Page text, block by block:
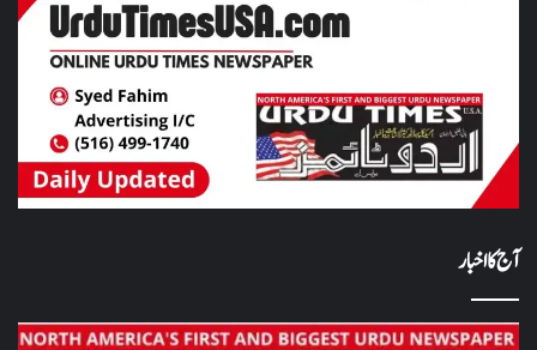
آج کا اخبار